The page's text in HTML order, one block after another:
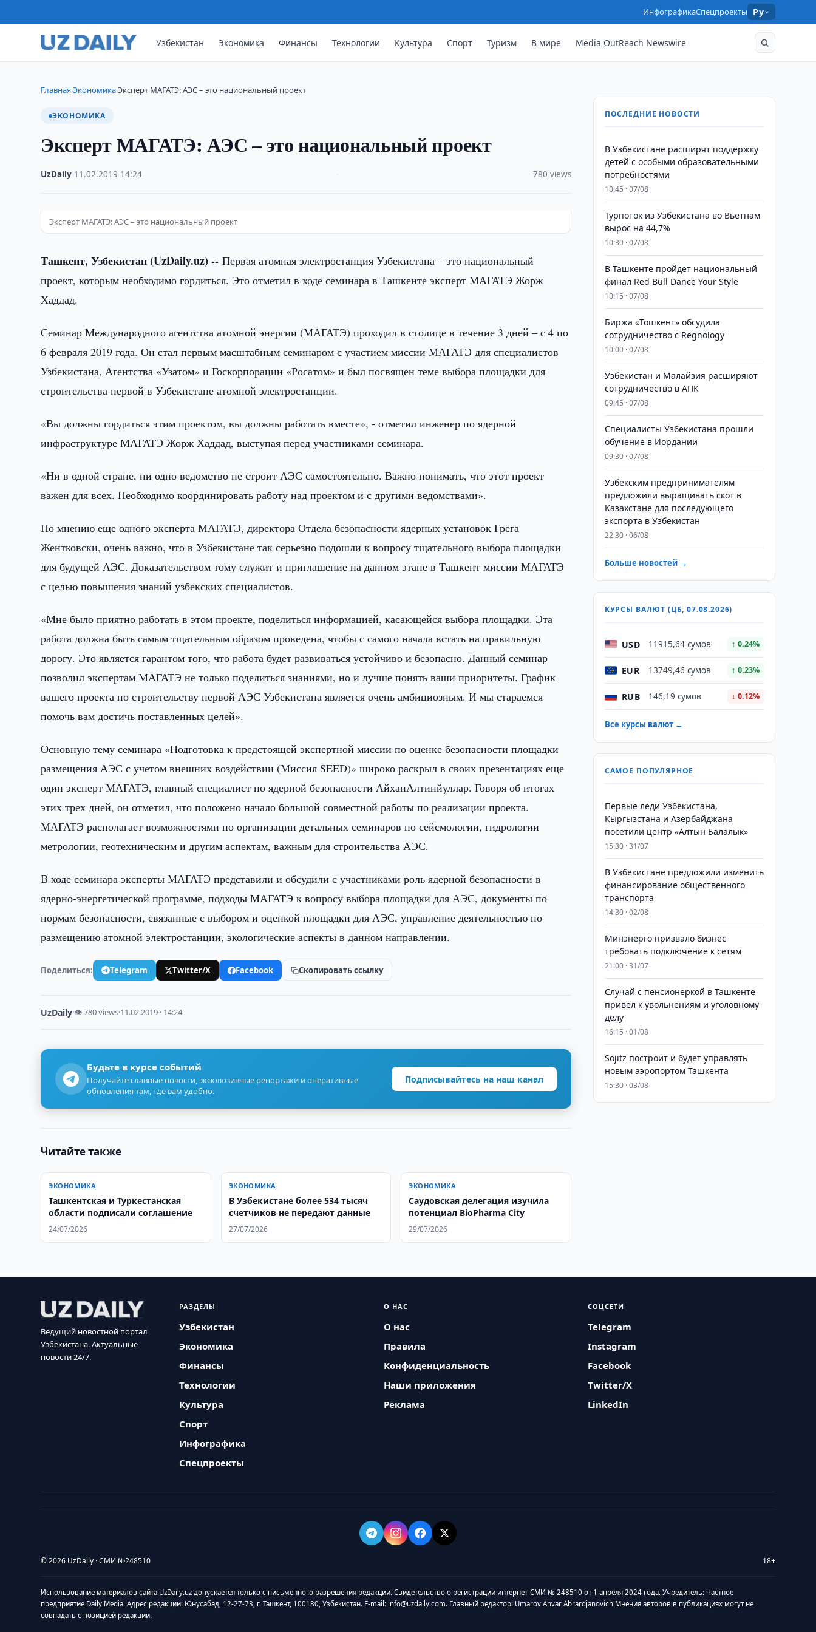
ИнфографикаСпецпроекты Ру
Узбекистан Экономика Финансы Технологии Культура Спорт Туризм В мире Media OutReach Newswire
Главная›Экономика›Эксперт МАГАТЭ: АЭС – это национальный проект
ЭКОНОМИКА
Эксперт МАГАТЭ: АЭС – это национальный проект
UzDaily 11.02.2019 14:24 780 views
Эксперт МАГАТЭ: АЭС – это национальный проект
Ташкент, Узбекистан (UzDaily.uz) --Первая атомная электростанция Узбекистана – это национальный
проект, которым необходимо гордиться. Это отметил в ходе семинара в Ташкенте эксперт МАГАТЭ Жорж
Хаддад.
Семинар Международного агентства атомной энергии (МАГАТЭ) проходил в столице в течение 3 дней – с 4 по
6 февраля 2019 года. Он стал первым масштабным семинаром с участием миссии МАГАТЭ для специалистов
Узбекистана, Агентства «Узатом» и Госкорпорации «Росатом» и был посвящен теме выбора площадки для
строительства первой в Узбекистане атомной электростанции.
«Вы должны гордиться этим проектом, вы должны работать вместе», - отметил инженер по ядерной
инфраструктуре МАГАТЭ Жорж Хаддад, выступая перед участниками семинара.
«Ни в одной стране, ни одно ведомство не строит АЭС самостоятельно. Важно понимать, что этот проект
важен для всех. Необходимо координировать работу над проектом и с другими ведомствами».
По мнению еще одного эксперта МАГАТЭ, директора Отдела безопасности ядерных установок Грега
Жентковски, очень важно, что в Узбекистане так серьезно подошли к вопросу тщательного выбора площадки
для будущей АЭС. Доказательством тому служит и приглашение на данном этапе в Ташкент миссии МАГАТЭ
с целью повышения знаний узбекских специалистов.
«Мне было приятно работать в этом проекте, поделиться информацией, касающейся выбора площадки. Эта
работа должна быть самым тщательным образом проведена, чтобы с самого начала встать на правильную
дорогу. Это является гарантом того, что работа будет развиваться устойчиво и безопасно. Данный семинар
позволил экспертам МАГАТЭ не только поделиться знаниями, но и лучше понять ваши приоритеты. График
вашего проекта по строительству первой АЭС Узбекистана является очень амбициозным. И мы стараемся
помочь вам достичь поставленных целей».
Основную тему семинара «Подготовка к предстоящей экспертной миссии по оценке безопасности площадки
размещения АЭС с учетом внешних воздействии (Миссия SEED)» широко раскрыл в своих презентациях еще
один эксперт МАГАТЭ, главный специалист по ядерной безопасности АйханАлтинйуллар. Говоря об итогах
этих трех дней, он отметил, что положено начало большой совместной работы по реализации проекта.
МАГАТЭ располагает возможностями по организации детальных семинаров по сейсмологии, гидрологии
метрологии, геотехническим и другим аспектам, важным для строительства АЭС.
В ходе семинара эксперты МАГАТЭ представили и обсудили с участниками роль ядерной безопасности в
ядерно-энергетической программе, подходы МАГАТЭ к вопросу выбора площадки для АЭС, документы по
нормам безопасности, связанные с выбором и оценкой площадки для АЭС, управление деятельностью по
размещению атомной электростанции, экологические аспекты в данном направлении.
Поделиться: Telegram Twitter/X Facebook Скопировать ссылку
UzDaily·👁 780 views·11.02.2019 · 14:24
Будьте в курсе событий
Получайте главные новости, эксклюзивные репортажи и оперативные
обновления там, где вам удобно.
Подписывайтесь на наш канал
Читайте также
ЭКОНОМИКА
Ташкентская и Туркестанская
области подписали соглашение
24/07/2026
ЭКОНОМИКА
В Узбекистане более 534 тысяч
счетчиков не передают данные
27/07/2026
ЭКОНОМИКА
Саудовская делегация изучила
потенциал BioPharma City
29/07/2026
ПОСЛЕДНИЕ НОВОСТИ
В Узбекистане расширят поддержку
детей с особыми образовательными
потребностями
10:45 · 07/08
Турпоток из Узбекистана во Вьетнам
вырос на 44,7%
10:30 · 07/08
В Ташкенте пройдет национальный
финал Red Bull Dance Your Style
10:15 · 07/08
Биржа «Тошкент» обсудила
сотрудничество с Regnology
10:00 · 07/08
Узбекистан и Малайзия расширяют
сотрудничество в АПК
09:45 · 07/08
Специалисты Узбекистана прошли
обучение в Иордании
09:30 · 07/08
Узбекским предпринимателям
предложили выращивать скот в
Казахстане для последующего
экспорта в Узбекистан
22:30 · 06/08
Больше новостей →
КУРСЫ ВАЛЮТ (ЦБ, 07.08.2026)
USD 11915,64 сумов ↑ 0.24%
EUR 13749,46 сумов ↑ 0.23%
RUB 146,19 сумов ↓ 0.12%
Все курсы валют →
САМОЕ ПОПУЛЯРНОЕ
Первые леди Узбекистана,
Кыргызстана и Азербайджана
посетили центр «Алтын Балалык»
15:30 · 31/07
В Узбекистане предложили изменить
финансирование общественного
транспорта
14:30 · 02/08
Минэнерго призвало бизнес
требовать подключение к сетям
21:00 · 31/07
Случай с пенсионеркой в Ташкенте
привел к увольнениям и уголовному
делу
16:15 · 01/08
Sojitz построит и будет управлять
новым аэропортом Ташкента
15:30 · 03/08
Ведущий новостной портал
Узбекистана. Актуальные
новости 24/7.
РАЗДЕЛЫ
Узбекистан
Экономика
Финансы
Технологии
Культура
Спорт
Инфографика
Спецпроекты
О НАС
О нас
Правила
Конфиденциальность
Наши приложения
Реклама
СОЦСЕТИ
Telegram
Instagram
Facebook
Twitter/X
LinkedIn
© 2026 UzDaily · СМИ №248510 18+
Использование материалов сайта UzDaily.uz допускается только с письменного разрешения редакции. Свидетельство о регистрации интернет-СМИ № 248510 от 1 апреля 2024 года. Учредитель: Частное
предприятие Daily Media. Адрес редакции: Юнусабад, 12-27-73, г. Ташкент, 100180, Узбекистан. E-mail: info@uzdaily.com. Главный редактор: Umarov Anvar Abrardjanovich Мнения авторов в публикациях могут не
совпадать с позицией редакции.